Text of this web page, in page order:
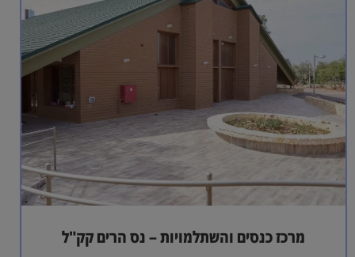
מרכז כנסים והשתלמויות – נס הרים קק"ל